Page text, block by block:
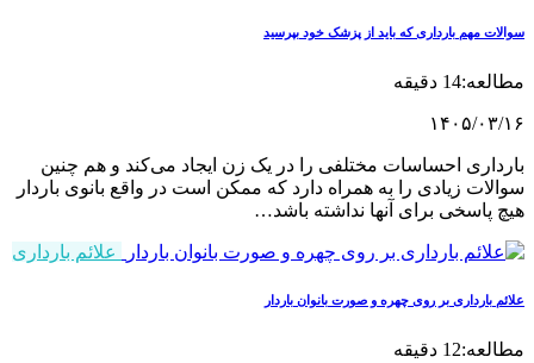
مهم بارداری که باید از پزشک خود بپرسید
دقیقه
۰۳/۱۶
احساسات مختلفی را در یک زن ایجاد می‌کند و هم چنین
زیادی را به همراه دارد که ممکن است در واقع بانوی باردار
پاسخی برای آنها نداشته باشد…
علائم بارداری
بارداری بر روی چهره و صورت بانوان باردار
دقیقه